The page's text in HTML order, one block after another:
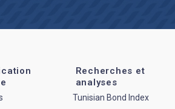
Recherches et
analyses
Tunisian Bond Index